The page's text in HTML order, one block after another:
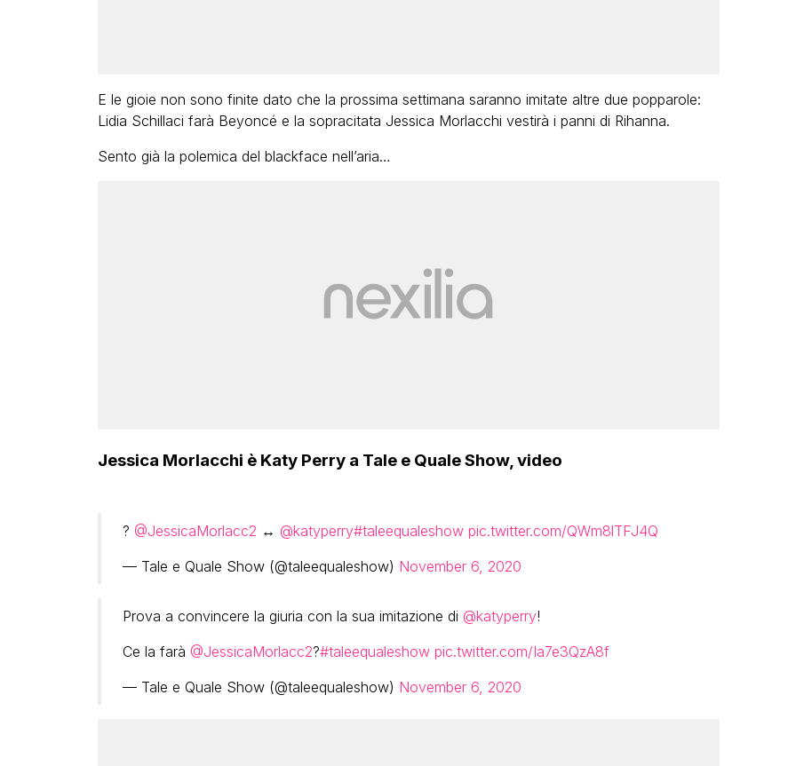
E le gioie non sono finite dato che la prossima settimana saranno imitate altre due popparole:
Lidia Schillaci farà Beyoncé e la sopracitata Jessica Morlacchi vestirà i panni di Rihanna.
Sento già la polemica del blackface nell’aria…
Jessica Morlacchi è Katy Perry a Tale e Quale Show, video
? @JessicaMorlacc2 ↔ @katyperry#taleequaleshow pic.twitter.com/QWm8lTFJ4Q
— Tale e Quale Show (@taleequaleshow) November 6, 2020
Prova a convincere la giuria con la sua imitazione di @katyperry!
Ce la farà @JessicaMorlacc2?#taleequaleshow pic.twitter.com/Ia7e3QzA8f
— Tale e Quale Show (@taleequaleshow) November 6, 2020